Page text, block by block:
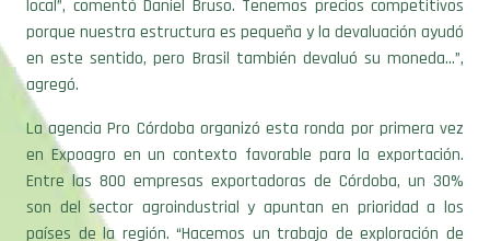
en este sentido, pero Brasil también devaluó su moneda…”,
agregó.
La agencia Pro Córdoba organizó esta ronda por primera vez
en Expoagro en un contexto favorable para la exportación.
Entre las 800 empresas exportadoras de Córdoba, un 30%
son del sector agroindustrial y apuntan en prioridad a los
países de la región. “Hacemos un trabajo de exploración de
mercado a largo plazo y de acompañamiento individual de las